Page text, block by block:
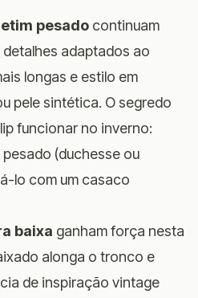
pesado continuam
adaptados ao
longas e estilo em
pele sintética. O segredo
funcionar no inverno:
(duchesse ou
lo com um casaco
baixa ganham força nesta
alonga o tronco e
de inspiração vintage